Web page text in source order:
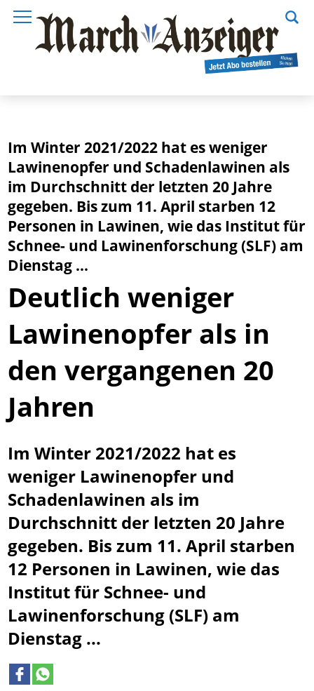
Im Winter 2021/2022 hat es weniger
Lawinenopfer und Schadenlawinen als
im Durchschnitt der letzten 20 Jahre
gegeben. Bis zum 11. April starben 12
Personen in Lawinen, wie das Institut für
Schnee- und Lawinenforschung (SLF) am
Dienstag ...
Deutlich weniger
Lawinenopfer als in
den vergangenen 20
Jahren
Im Winter 2021/2022 hat es
weniger Lawinenopfer und
Schadenlawinen als im
Durchschnitt der letzten 20 Jahre
gegeben. Bis zum 11. April starben
12 Personen in Lawinen, wie das
Institut für Schnee- und
Lawinenforschung (SLF) am
Dienstag ...